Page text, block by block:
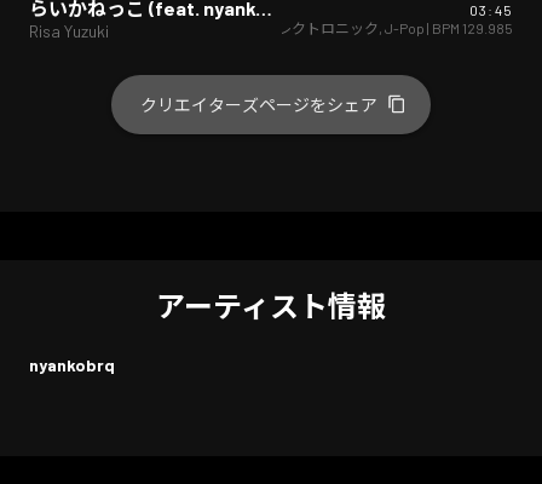
Risa Yuzuki
03:45
エレクトロニック , J-Pop | BPM 129.985
クリエイターズページをシェア
アーティスト情報
nyankobrq